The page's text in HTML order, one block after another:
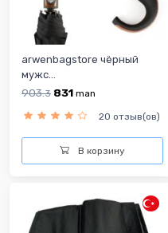
arwenbagstore чёрный
мужс...
903.3 831 man
20 отзыв(ов)
В корзину